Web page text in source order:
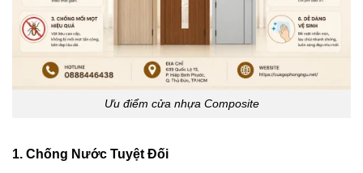
Ưu điểm cửa nhựa Composite
1. Chống Nước Tuyệt Đối